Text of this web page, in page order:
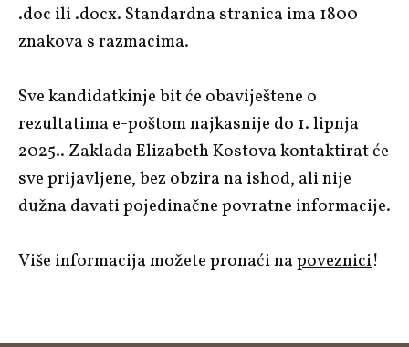
.doc ili .docx. Standardna stranica ima 1800
znakova s razmacima.
Sve kandidatkinje bit će obaviještene o
rezultatima e-poštom najkasnije do 1. lipnja
2025.. Zaklada Elizabeth Kostova kontaktirat će
sve prijavljene, bez obzira na ishod, ali nije
dužna davati pojedinačne povratne informacije.
Više informacija možete pronaći napoveznici!